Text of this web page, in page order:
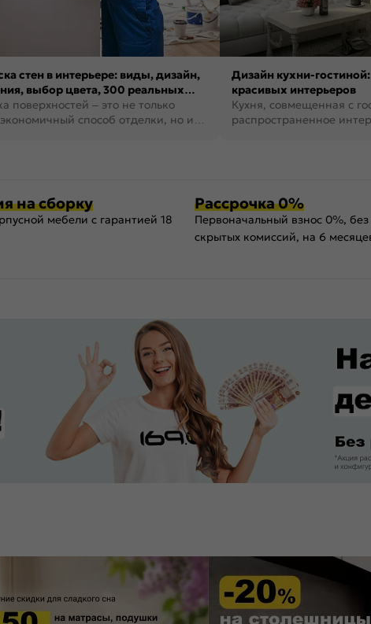
стен в интерьере: виды, дизайн,
выбор цвета, 300 реальных
поверхностей – это не только
способ отделки, но и
Дизайн кухни-
красивых интерьеров
Кухня, совмещенная с
распространенное
на сборку
мебели с гарантией 18
Рассрочка 0%
Первоначальный взнос 0%,
скрытых комиссий, на 6